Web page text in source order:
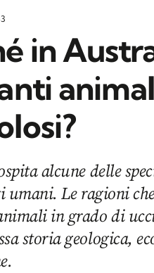
in
alcune delle
umani. Le ragioni
in grado di
storia geologica,